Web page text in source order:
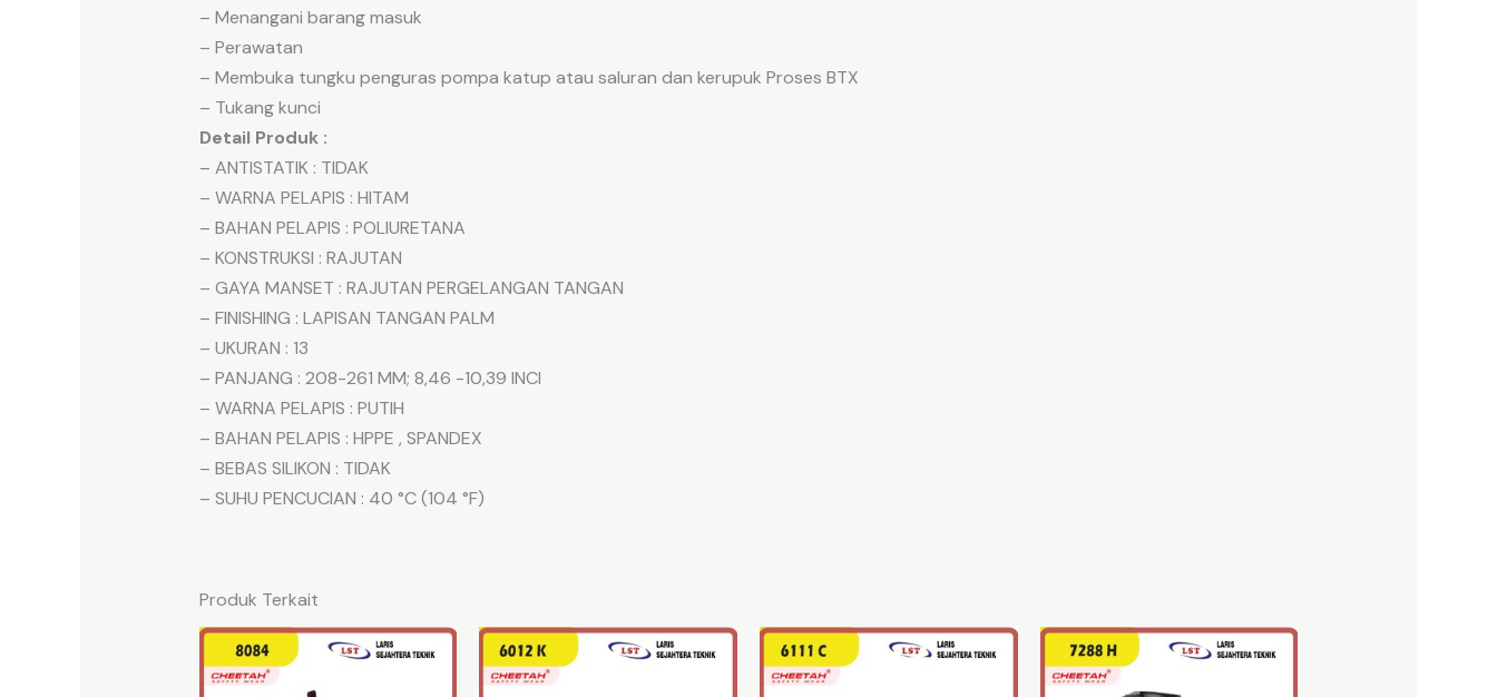
– Menangani barang masuk
– Perawatan
– Membuka tungku penguras pompa katup atau saluran dan kerupuk Proses BTX
– Tukang kunci
Detail Produk :
– ANTISTATIK : TIDAK
– WARNA PELAPIS : HITAM
– BAHAN PELAPIS : POLIURETANA
– KONSTRUKSI : RAJUTAN
– GAYA MANSET : RAJUTAN PERGELANGAN TANGAN
– FINISHING : LAPISAN TANGAN PALM
– UKURAN : 13
– PANJANG : 208-261 MM; 8,46 -10,39 INCI
– WARNA PELAPIS : PUTIH
– BAHAN PELAPIS : HPPE , SPANDEX
– BEBAS SILIKON : TIDAK
– SUHU PENCUCIAN : 40 °C (104 °F)
Produk Terkait